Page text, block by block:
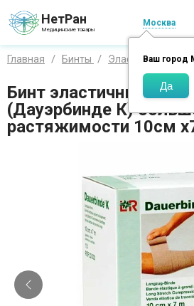
НетРан
Медицинские товары
Москва
Ваш город
Главная Бинты Эластичные
Бинт эластичный
(Дауэрбинде К)
растяжимости 10см